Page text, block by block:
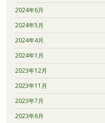
2024年6月
2024年5月
2024年4月
2024年1月
2023年12月
2023年11月
2023年7月
2023年6月